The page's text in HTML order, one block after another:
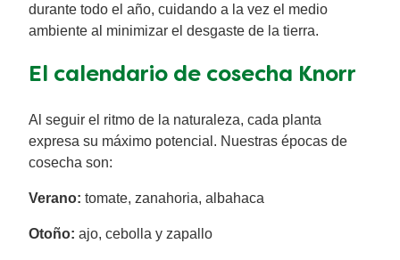
durante todo el año, cuidando a la vez el medio
ambiente al minimizar el desgaste de la tierra.
El calendario de cosecha Knorr
Al seguir el ritmo de la naturaleza, cada planta
expresa su máximo potencial. Nuestras épocas de
cosecha son:
Verano: tomate, zanahoria, albahaca
Otoño: ajo, cebolla y zapallo